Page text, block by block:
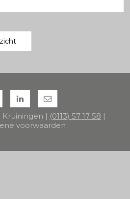
Kruiningen | (0113) 57 17 58 |
voorwaarden